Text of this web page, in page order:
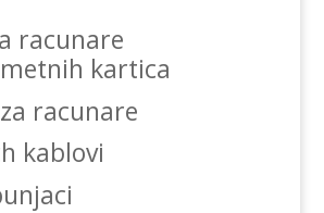
racunare
kartica
racunare
kablovi